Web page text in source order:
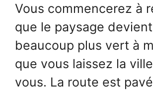
Vous commencerez à
que le paysage devient
beaucoup plus vert à
que vous laissez la
vous. La route est